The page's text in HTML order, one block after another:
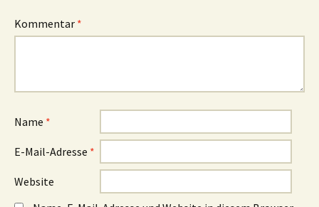
Kommentar *
Name *
E-Mail-Adresse *
Website